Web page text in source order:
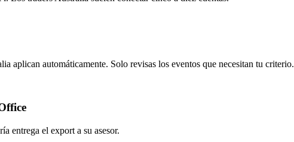
aplican automáticamente. Solo revisas los eventos que necesitan tu criterio.
entrega el export a su asesor.